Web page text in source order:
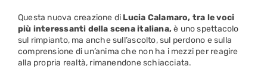
Questa nuova creazione di Lucia Calamaro, tra le voci
più interessanti della scena italiana, è uno spettacolo
sul rimpianto, ma anche sull’ascolto, sul perdono e sulla
comprensione di un’anima che non ha i mezzi per reagire
alla propria realtà, rimanendone schiacciata.